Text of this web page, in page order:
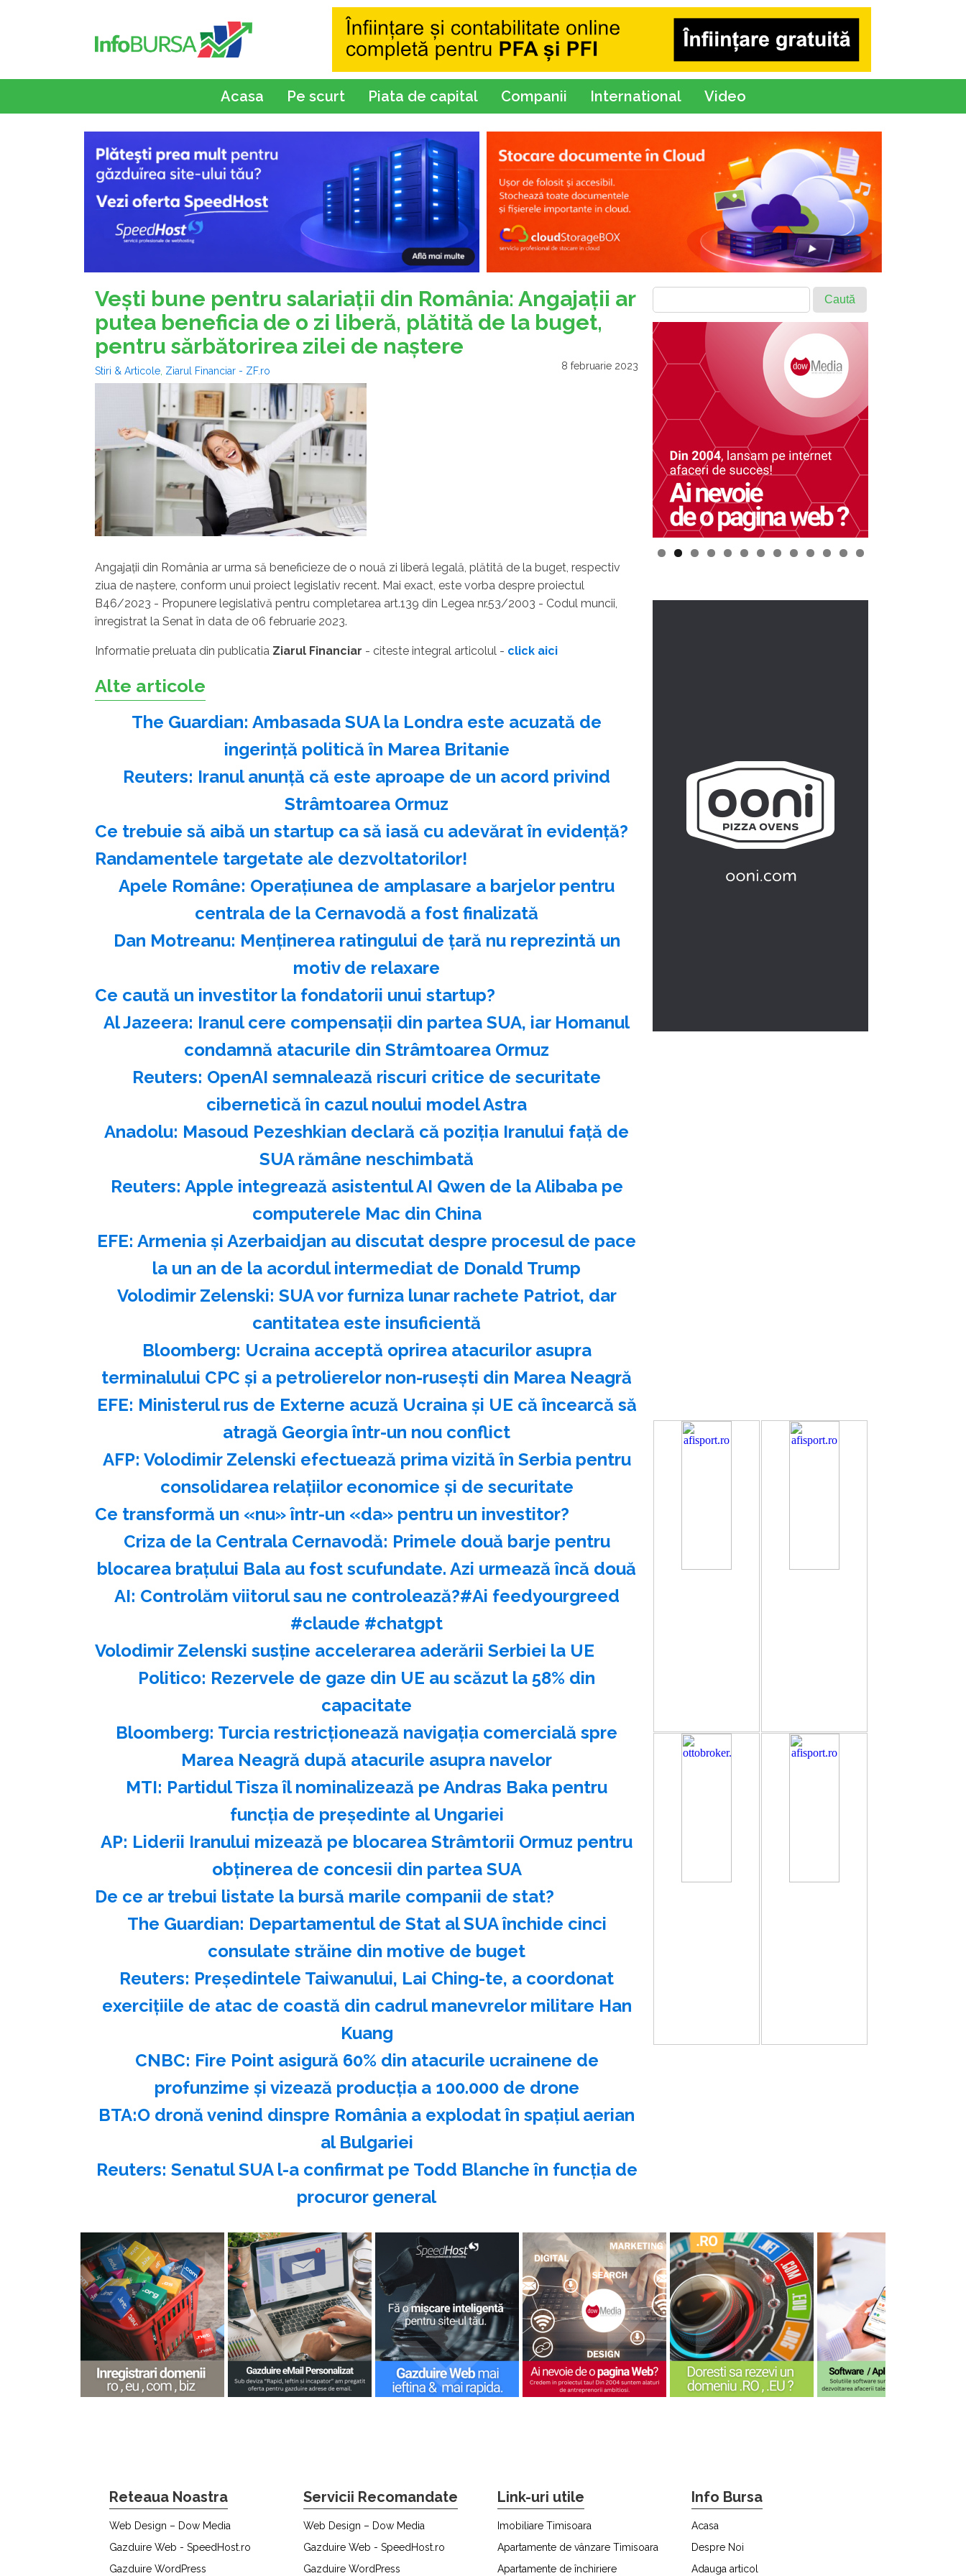
Acasa Pe scurt Piata de capital Companii International Video
Veşti bune pentru salariaţii din România: Angajaţii ar
putea beneficia de o zi liberă, plătită de la buget,
pentru sărbătorirea zilei de naştere
Stiri & Articole Ziarul Financiar - ZF.ro 8 februarie 2023
Angajaţii din România ar urma să beneficieze de o nouă zi liberă legală, plătită de la buget, respectiv
ziua de naştere, conform unui proiect legislativ recent. Mai exact, este vorba despre proiectul
B46/2023 - Propunere legislativă pentru completarea art.139 din Legea nr.53/2003 - Codul muncii,
înregistrat la Senat în data de 06 februarie 2023.
Informatie preluata din publicatia Ziarul Financiar - citeste integral articolul - click aici
Alte articole
The Guardian: Ambasada SUA la Londra este acuzată de
ingerinţă politică în Marea Britanie
Reuters: Iranul anunţă că este aproape de un acord privind
Strâmtoarea Ormuz
Ce trebuie să aibă un startup ca să iasă cu adevărat în evidență?
Randamentele targetate ale dezvoltatorilor!
Apele Române: Operaţiunea de amplasare a barjelor pentru
centrala de la Cernavodă a fost finalizată
Dan Motreanu: Menţinerea ratingului de ţară nu reprezintă un
motiv de relaxare
Ce caută un investitor la fondatorii unui startup?
Al Jazeera: Iranul cere compensaţii din partea SUA, iar Homanul
condamnă atacurile din Strâmtoarea Ormuz
Reuters: OpenAI semnalează riscuri critice de securitate
cibernetică în cazul noului model Astra
Anadolu: Masoud Pezeshkian declară că poziţia Iranului faţă de
SUA rămâne neschimbată
Reuters: Apple integrează asistentul AI Qwen de la Alibaba pe
computerele Mac din China
EFE: Armenia şi Azerbaidjan au discutat despre procesul de pace
la un an de la acordul intermediat de Donald Trump
Volodimir Zelenski: SUA vor furniza lunar rachete Patriot, dar
cantitatea este insuficientă
Bloomberg: Ucraina acceptă oprirea atacurilor asupra
terminalului CPC şi a petrolierelor non-ruseşti din Marea Neagră
EFE: Ministerul rus de Externe acuză Ucraina şi UE că încearcă să
atragă Georgia într-un nou conflict
AFP: Volodimir Zelenski efectuează prima vizită în Serbia pentru
consolidarea relaţiilor economice şi de securitate
Ce transformă un «nu» într-un «da» pentru un investitor?
Criza de la Centrala Cernavodă: Primele două barje pentru
blocarea brațului Bala au fost scufundate. Azi urmează încă două
AI: Controlăm viitorul sau ne controlează?#Ai feedyourgreed
#claude #chatgpt
Volodimir Zelenski susţine accelerarea aderării Serbiei la UE
Politico: Rezervele de gaze din UE au scăzut la 58% din
capacitate
Bloomberg: Turcia restricţionează navigaţia comercială spre
Marea Neagră după atacurile asupra navelor
MTI: Partidul Tisza îl nominalizează pe Andras Baka pentru
funcţia de preşedinte al Ungariei
AP: Liderii Iranului mizează pe blocarea Strâmtorii Ormuz pentru
obţinerea de concesii din partea SUA
️De ce ar trebui listate la bursă marile companii de stat?
The Guardian: Departamentul de Stat al SUA închide cinci
consulate străine din motive de buget
Reuters: Preşedintele Taiwanului, Lai Ching-te, a coordonat
exerciţiile de atac de coastă din cadrul manevrelor militare Han
Kuang
CNBC: Fire Point asigură 60% din atacurile ucrainene de
profunzime şi vizează producţia a 100.000 de drone
BTA:O dronă venind dinspre România a explodat în spaţiul aerian
al Bulgariei
Reuters: Senatul SUA l-a confirmat pe Todd Blanche în funcţia de
procuror general
Reteaua Noastra
Web Design – Dow Media
Gazduire Web - SpeedHost.ro
Gazduire WordPress
Servicii Recomandate
Web Design – Dow Media
Gazduire Web - SpeedHost.ro
Gazduire WordPress
Link-uri utile
Imobiliare Timisoara
Apartamente de vânzare Timisoara
Apartamente de închiriere
Info Bursa
Acasa
Despre Noi
Adauga articol